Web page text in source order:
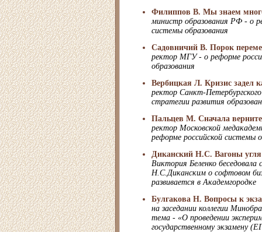
Филиппов В. Мы знаем
министр образования РФ - о
системы образования
Садовничий В. Порок
ректор МГУ - о реформе
образования
Вербицкая Л. Кризис задел
ректор Санкт-
стратегии развития
Пальцев М. Сначала верните
ректор Московской
реформе российской системы
Диканский Н.С. Вагоны угля
Виктория Беленко
Н.С.Диканским о софтовом
развивается в Академгородке
Булгакова Н. Вопросы к
на заседании коллегии
тема - «О проведении
государственному экзамену